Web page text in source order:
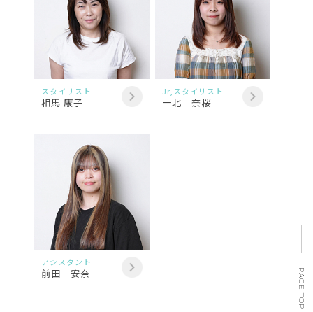
スタイリスト
相馬 康子
Jr,スタイリスト
一北 奈桜
アシスタント
前田 安奈 PAGE TOP